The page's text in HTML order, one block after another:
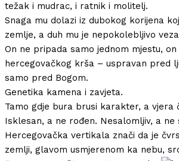
težak i mudrac, i ratnik i molitelj.
Snaga mu dolazi iz dubokog korijena
zemlje, a duh mu je nepokolebljivo
On ne pripada samo jednom mjestu,
hercegovačkog krša – uspravan pred
samo pred Bogom.
Genetika kamena i zavjeta.
Tamo gdje bura brusi karakter, a vjera
Isklesan, a ne rođen. Nesalomljiv, a ne
Hercegovačka vertikala znači da je
zemlji, glavom usmjerenom ka nebu,